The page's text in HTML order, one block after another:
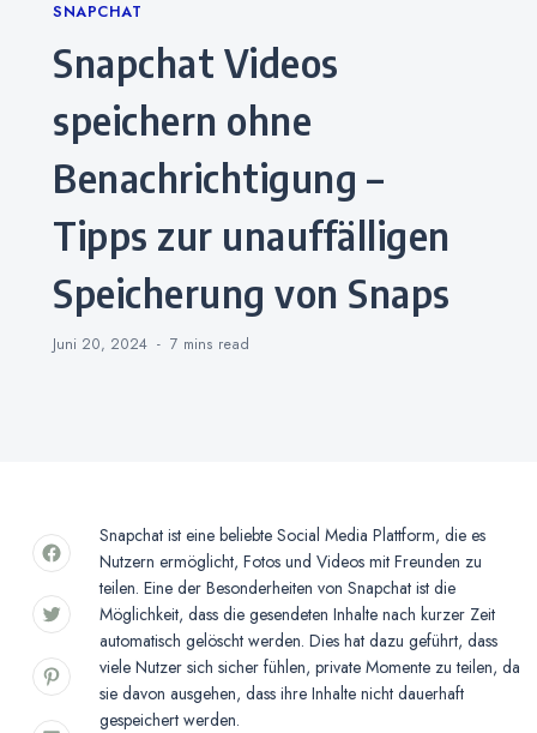
Categories
SNAPCHAT
Snapchat Videos
speichern ohne
Benachrichtigung –
Tipps zur unauffälligen
Speicherung von Snaps
Juni 20, 2024 7 mins read
Snapchat ist eine beliebte Social Media Plattform, die es
Nutzern ermöglicht, Fotos und Videos mit Freunden zu
teilen. Eine der Besonderheiten von Snapchat ist die
Möglichkeit, dass die gesendeten Inhalte nach kurzer Zeit
automatisch gelöscht werden. Dies hat dazu geführt, dass
viele Nutzer sich sicher fühlen, private Momente zu teilen, da
sie davon ausgehen, dass ihre Inhalte nicht dauerhaft
gespeichert werden.